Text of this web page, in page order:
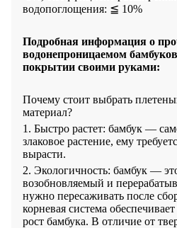
водопоглощения: ≦ 10%
Подробная информация о
водонепроницаемом
покрытии своими руками:
Почему стоит выбрать
материал?
1. Быстро растет: бамбук —
злаковое растение, ему
вырасти.
2. Экологичность: бамбук —
возобновляемый и
нужно пересаживать после
корневая система
рост бамбука. В отличие от